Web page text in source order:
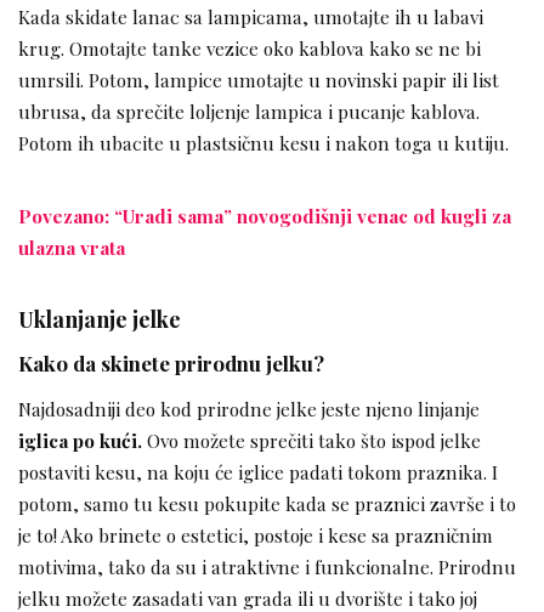
Kada skidate lanac sa lampicama, umotajte ih u labavi
krug. Omotajte tanke vezice oko kablova kako se ne bi
umrsili. Potom, lampice umotajte u novinski papir ili list
ubrusa, da sprečite loljenje lampica i pucanje kablova.
Potom ih ubacite u plastsičnu kesu i nakon toga u kutiju.
Povezano: “Uradi sama” novogodišnji venac od kugli za
ulazna vrata
Uklanjanje jelke
Kako da skinete prirodnu jelku?
Najdosadniji deo kod prirodne jelke jeste njeno linjanje
iglica po kući.Ovo možete sprečiti tako što ispod jelke
postaviti kesu, na koju će iglice padati tokom praznika. I
potom, samo tu kesu pokupite kada se praznici završe i to
je to! Ako brinete o estetici, postoje i kese sa prazničnim
motivima, tako da su i atraktivne i funkcionalne. Prirodnu
jelku možete zasadati van grada ili u dvorište i tako joj